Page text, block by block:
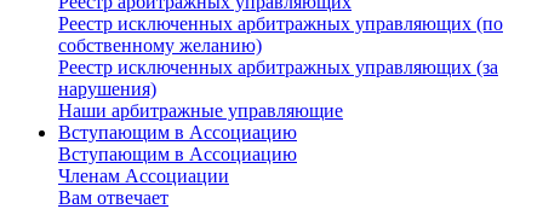
Реестр исключенных арбитражных управляющих (по
собственному желанию)
Реестр исключенных арбитражных управляющих (за
нарушения)
Наши арбитражные управляющие
Вступающим в Ассоциацию
Вступающим в Ассоциацию
Членам Ассоциации
Вам отвечает